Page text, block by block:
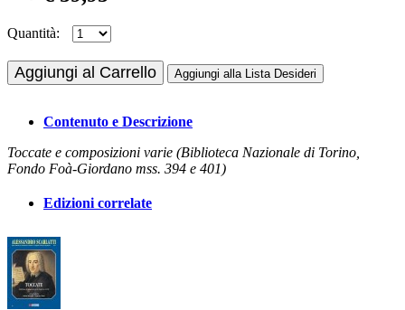
Quantità:
Aggiungi al Carrello Aggiungi alla Lista Desideri
Contenuto e Descrizione
Toccate e composizioni varie (Biblioteca Nazionale di Torino,
Fondo Foà-Giordano mss. 394 e 401)
Edizioni correlate